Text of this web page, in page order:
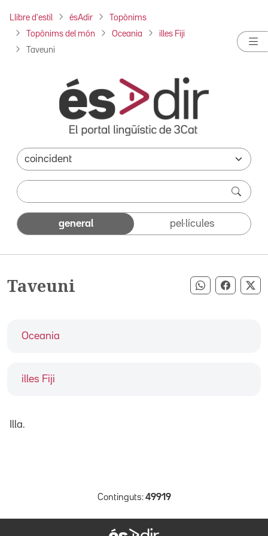
Llibre d'estil ésAdir Topònims
Topònims del món Oceania illes Fiji
Taveuni
general pel·lícules
Taveuni Compartir
Oceania
illes Fiji
Illa.
Continguts: 49919